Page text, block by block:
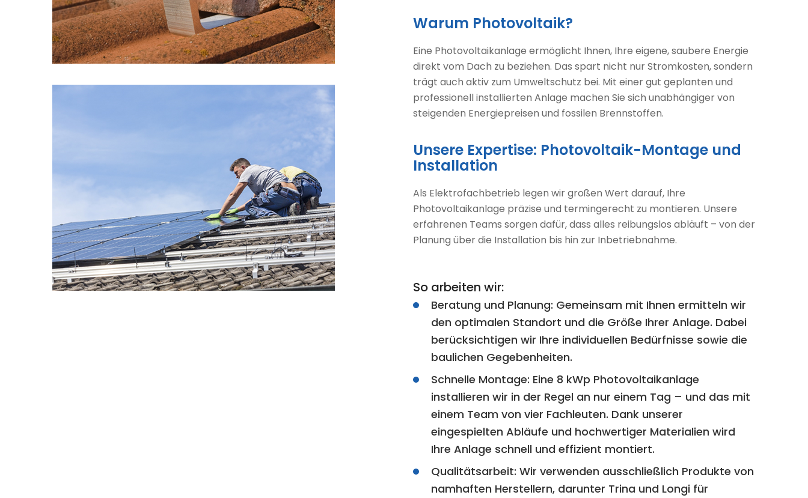
Warum Photovoltaik?
Eine Photovoltaikanlage ermöglicht Ihnen, Ihre eigene, saubere Energie
direkt vom Dach zu beziehen. Das spart nicht nur Stromkosten, sondern
trägt auch aktiv zum Umweltschutz bei. Mit einer gut geplanten und
professionell installierten Anlage machen Sie sich unabhängiger von
steigenden Energiepreisen und fossilen Brennstoffen.
Unsere Expertise: Photovoltaik-Montage und
Installation
Als Elektrofachbetrieb legen wir großen Wert darauf, Ihre
Photovoltaikanlage präzise und termingerecht zu montieren. Unsere
erfahrenen Teams sorgen dafür, dass alles reibungslos abläuft – von der
Planung über die Installation bis hin zur Inbetriebnahme.
So arbeiten wir:
Beratung und Planung: Gemeinsam mit Ihnen ermitteln wir
den optimalen Standort und die Größe Ihrer Anlage. Dabei
berücksichtigen wir Ihre individuellen Bedürfnisse sowie die
baulichen Gegebenheiten.
Schnelle Montage: Eine 8 kWp Photovoltaikanlage
installieren wir in der Regel an nur einem Tag – und das mit
einem Team von vier Fachleuten. Dank unserer
eingespielten Abläufe und hochwertiger Materialien wird
Ihre Anlage schnell und effizient montiert.
Qualitätsarbeit: Wir verwenden ausschließlich Produkte von
namhaften Herstellern, darunter Trina und Longi für